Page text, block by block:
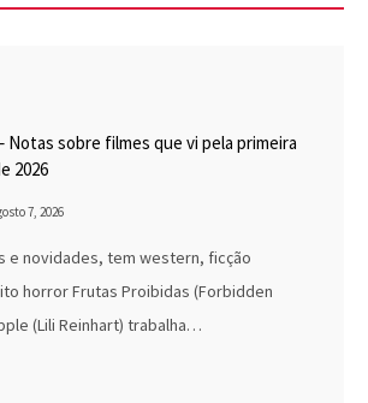
Notas sobre filmes que vi pela primeira
2026
7, 2026
e novidades, tem western, ficção
horror Frutas Proibidas (Forbidden
(Lili Reinhart) trabalha…